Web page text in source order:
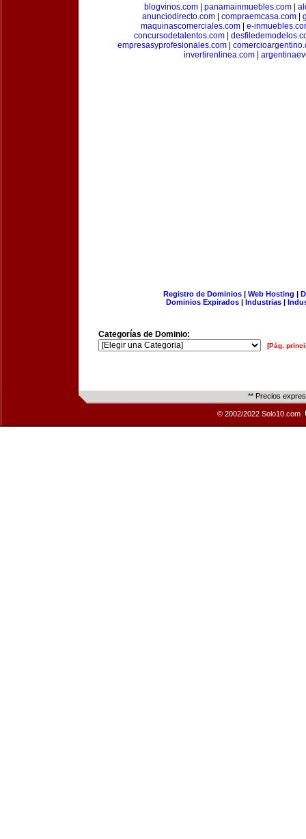
blogvinos.com| panamainmuebles.com|
anunciodirecto.com| compraemcasa.com|
maquinascomerciales.com
e-
concursodetalentos.com|
empresasyprofesionales.com|
invertirenlinea.com
Registro de Dominios| Web Hosting |
Dominios Expirados | Industrias |
Categorías de Dominio:
[Pág.
** Precios
© 2002/2022 Solo10.com